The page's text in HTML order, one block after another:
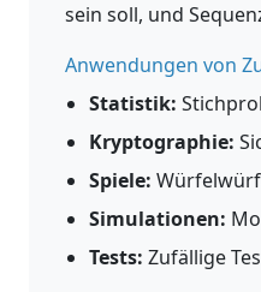
sein soll, und
Anwendungen von
Statistik:
Kryptographie:
Spiele:
Simulationen:
Tests: Zufällige